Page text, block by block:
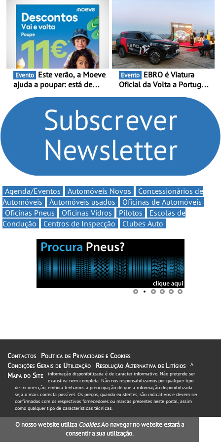
Portugal Karting e mira boa
estreia - O Campeonato
Portugal Karting 2026
decorre entre 1 de Março e
6 de Setembro
continua em 2026
Evento
ajuda a poupar: está de
Volta” com descontos de
Evento
Oficial da Volta a Portugal
presença nacional ao lado
da mítica prova de ciclismo
e leva a sua gama SUV
multi-energia às estradas
de Portugal
Agenda/Eventos Automóveis Novos
Concessionários de
Automóveis
Automóveis usados
Oficinas de Automóveis
Oficinas Pneus
Oficinas Vidros Pilotos
Escolas de
Condução
Centros de Inspecção Clubes Auto
Contactos
Política de Privacidade e Cookies
Condições Gerais de Utilização
Resolução Alternativa de Litígios
Mapa do Site
A
informação disponibilizada é de carácter informativo. Não pretende ser
exaustiva nem completa. Não nos responsabilizamos por qualquer tipo
de incorrecção, embora tenhamos a preocupação de que a informação disponibilizada
seja o mais correcta possível. Os preços, quando existentes, são indicativos e devem ser
confirmados com os respectivos fornecedores ou marcas presentes neste portal, assim
como qualquer tipo de características técnicas.
O nosso website utiliza Cookies. Ao navegar no website estará a
consentir a sua utilização.